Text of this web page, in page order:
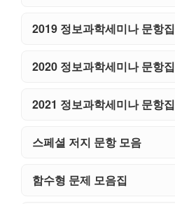
2019 정보과학세미나 문항집
2020 정보과학세미나 문항집
2021 정보과학세미나 문항집
스페셜 저지 문항 모음
함수형 문제 모음집